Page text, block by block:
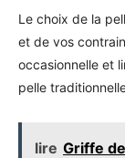
Le choix de la
et de vos
occasionnelle et
pelle
lire Griffe